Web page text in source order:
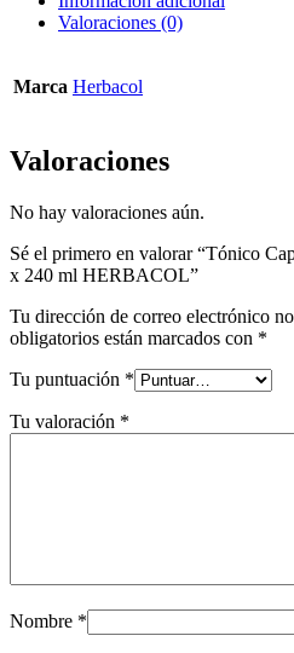
Valoraciones (0)
Marca Herbacol
Valoraciones
No hay valoraciones aún.
Sé el primero en valorar “Tónico
x 240 ml HERBACOL”
Tu dirección de correo electrónico
obligatorios están marcados con *
Tu puntuación *
Tu valoración *
Nombre *